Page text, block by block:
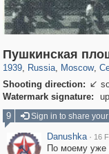
Пушкинская
1939, Russia
1,407,269
, Moscow
319,878 8,286
,
160,021
Shooting direction: 
Watermark signature:
9
Sign in to share
Danushka · 16
По моему уже